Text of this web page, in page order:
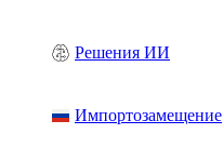
Решения ИИ
Импортозамещение